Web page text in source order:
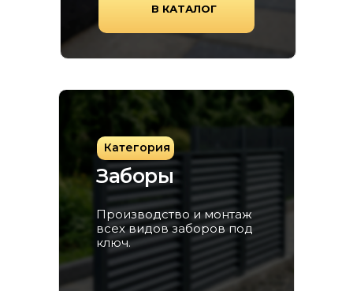
Заборы
Категория
Производство и монтаж
всех видов заборов под
ключ.
В КАТАЛОГ